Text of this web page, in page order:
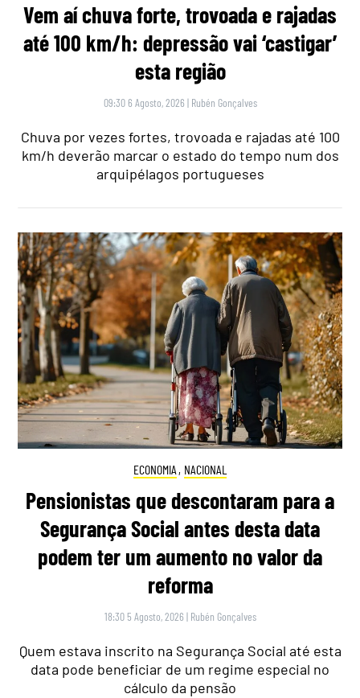
Vem aí chuva forte, trovoada e rajadas
até 100 km/h: depressão vai ‘castigar’
esta região
09:30 6 Agosto, 2026 | Rubén Gonçalves
Chuva por vezes fortes, trovoada e rajadas até 100
km/h deverão marcar o estado do tempo num dos
arquipélagos portugueses
ECONOMIA , NACIONAL
Pensionistas que descontaram para a
Segurança Social antes desta data
podem ter um aumento no valor da
reforma
18:30 5 Agosto, 2026 | Rubén Gonçalves
Quem estava inscrito na Segurança Social até esta
data pode beneficiar de um regime especial no
cálculo da pensão